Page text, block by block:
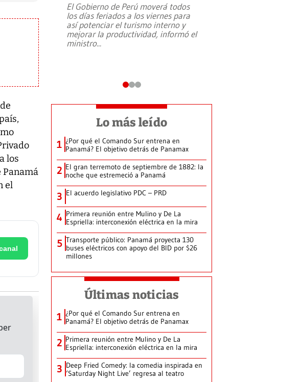
los
Panamá
el
su
El Gobierno de Perú moverá todos
los días feriados a los viernes para
así potenciar el turismo interno y
mejorar la productividad, informó el
ministro...
Lo más leído
1 ¿Por qué el Comando Sur entrena en
Panamá? El objetivo detrás de Panamax
2 El gran terremoto de septiembre de 1882: la
noche que estremeció a Panamá
3 El acuerdo legislativo PDC – PRD
4 Primera reunión entre Mulino y De La
Espriella: interconexión eléctrica en la mira
5 Transporte público: Panamá proyecta 130
buses eléctricos con apoyo del BID por $26
millones
Últimas noticias
1 ¿Por qué el Comando Sur entrena en
Panamá? El objetivo detrás de Panamax
2 Primera reunión entre Mulino y De La
Espriella: interconexión eléctrica en la mira
3 Deep Fried Comedy: la comedia inspirada en
‘Saturday Night Live’ regresa al teatro